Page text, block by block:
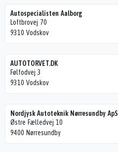
Autospecialisten Aalborg
Loftbrovej 70
9310 Vodskov
AUTOTORVET.DK
Følfodvej 3
9310 Vodskov
Nordjysk Autoteknik Nørresundby ApS
Østre Fælledvej 10
9400 Nørresundby